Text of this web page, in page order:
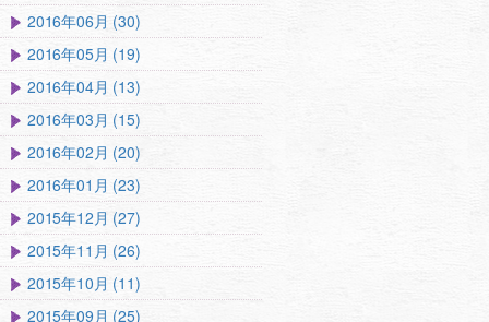
2016年06月 (30)
2016年05月 (19)
2016年04月 (13)
2016年03月 (15)
2016年02月 (20)
2016年01月 (23)
2015年12月 (27)
2015年11月 (26)
2015年10月 (11)
2015年09月 (25)